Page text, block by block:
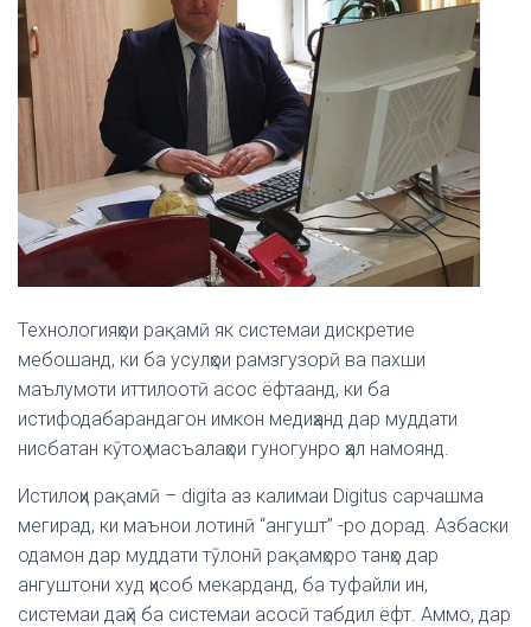
Технологияҳои рақамӣ як системаи дискретие
мебошанд, ки ба усулҳои рамзгузорӣ ва пахши
маълумоти иттилоотӣ асос ёфтаанд, ки ба
истифодабарандагон имкон медиҳанд дар муддати
нисбатан кӯтоҳ масъалаҳои гуногунро ҳал намоянд.
Истилоҳи рақамӣ – digita аз калимаи Digitus сарчашма
мегирад, ки маънои лотинӣ “ангушт” -ро дорад. Азбаски
одамон дар муддати тӯлонӣ рақамҳоро танҳо дар
ангуштони худ ҳисоб мекарданд, ба туфайли ин,
системаи даҳӣ ба системаи асосӣ табдил ёфт. Аммо, дар